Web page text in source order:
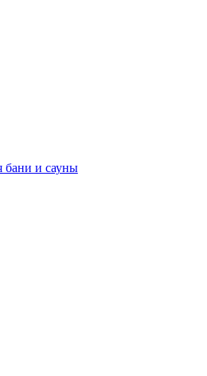
бани и сауны